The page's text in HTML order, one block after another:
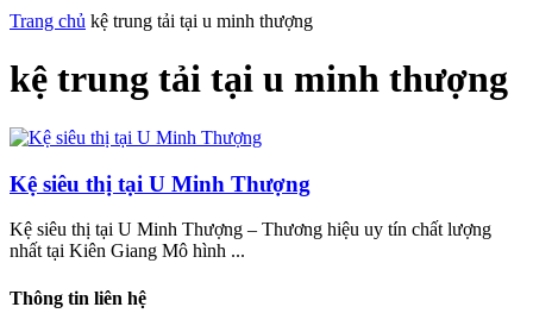
Trang chủ kệ trung tải tại u minh thượng
kệ trung tải tại u minh thượng
Kệ siêu thị tại U Minh Thượng
Kệ siêu thị tại U Minh Thượng – Thương hiệu uy tín chất lượng
nhất tại Kiên Giang Mô hình ...
Thông tin liên hệ